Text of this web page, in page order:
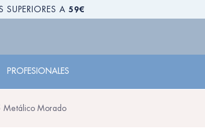
A 59€
PROFESIONALES
Metálico Morado